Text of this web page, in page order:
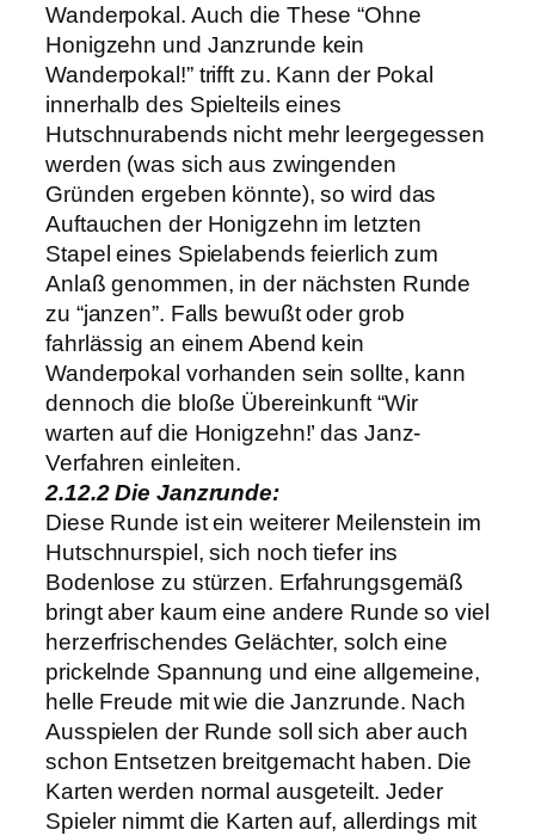
Wanderpokal. Auch die These “Ohne
Honigzehn und Janzrunde kein
Wanderpokal!” trifft zu. Kann der Pokal
innerhalb des Spielteils eines
Hutschnurabends nicht mehr leergegessen
werden (was sich aus zwingenden
Gründen ergeben könnte), so wird das
Auftauchen der Honigzehn im letzten
Stapel eines Spielabends feierlich zum
Anlaß genommen, in der nächsten Runde
zu “janzen”. Falls bewußt oder grob
fahrlässig an einem Abend kein
Wanderpokal vorhanden sein sollte, kann
dennoch die bloße Übereinkunft “Wir
warten auf die Honigzehn!’ das Janz-
Verfahren einleiten.
2.12.2 Die Janzrunde:
Diese Runde ist ein weiterer Meilenstein im
Hutschnurspiel, sich noch tiefer ins
Bodenlose zu stürzen. Erfahrungsgemäß
bringt aber kaum eine andere Runde so viel
herzerfrischendes Gelächter, solch eine
prickelnde Spannung und eine allgemeine,
helle Freude mit wie die Janzrunde. Nach
Ausspielen der Runde soll sich aber auch
schon Entsetzen breitgemacht haben. Die
Karten werden normal ausgeteilt. Jeder
Spieler nimmt die Karten auf, allerdings mit